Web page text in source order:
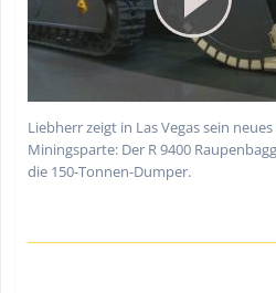
Liebherr zeigt in Las Vegas sein
Miningsparte: Der R 9400
die 150-Tonnen-Dumper.